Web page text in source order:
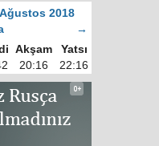
2018
→
Akşam
Yatsı
20:16 22:16